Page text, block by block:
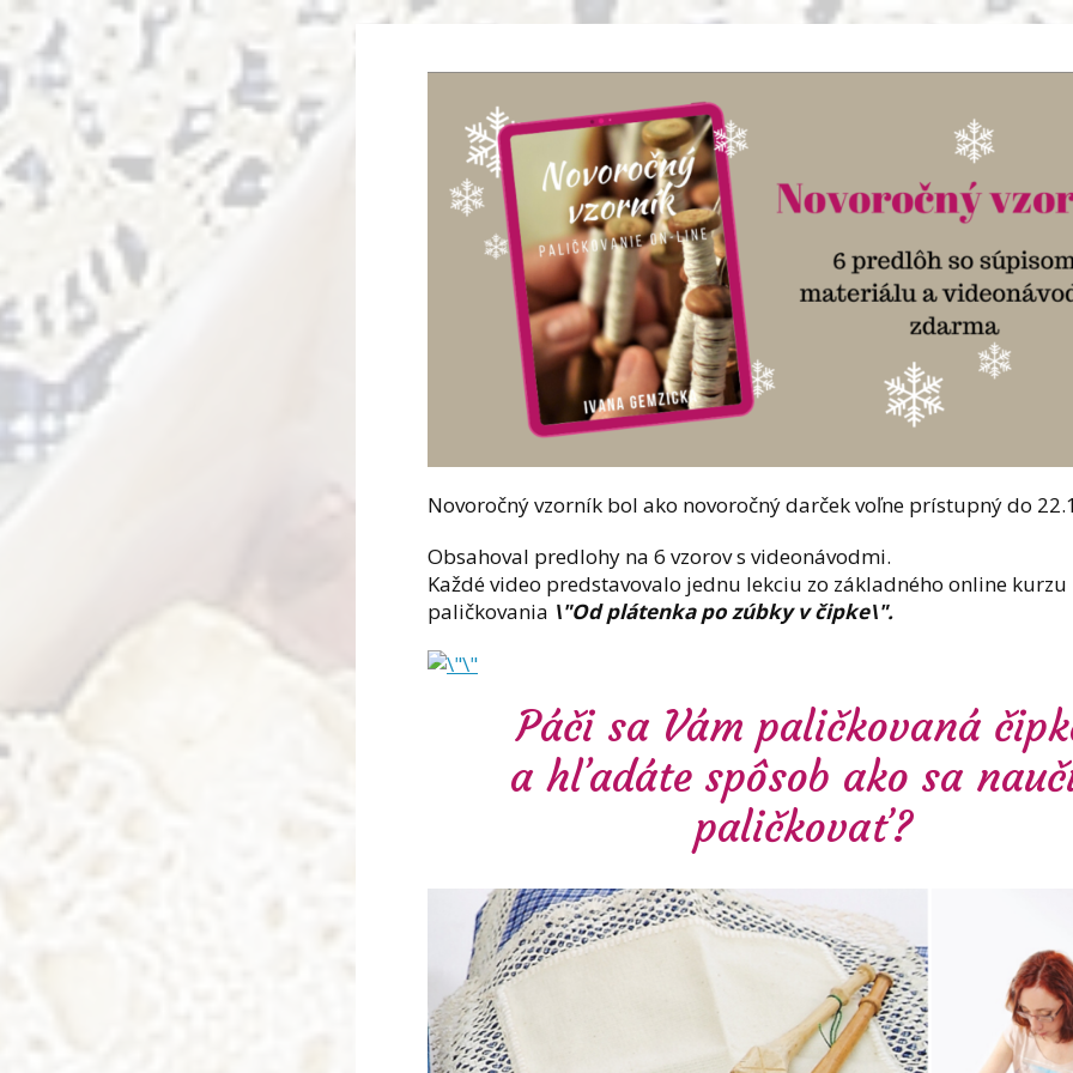
Novoročný vzorník bol ako novoročný darček voľne prístupný do
Obsahoval predlohy na 6 vzorov s videonávodmi.
Každé video predstavovalo jednu lekciu zo základného online kurzu
paličkovania \"Od plátenka po zúbky v čipke\".
Páči sa Vám paličkovaná
a hľadáte spôsob ako sa
paličkovať?